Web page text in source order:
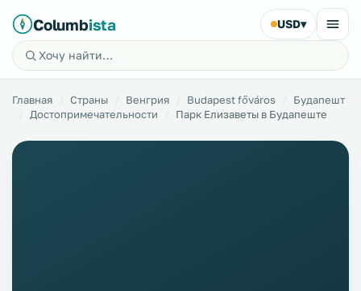
Columbista USD▾
Главная Страны Венгрия Budapest főváros
Будапешт
Достопримечательности
Парк Елизаветы в Будапеште